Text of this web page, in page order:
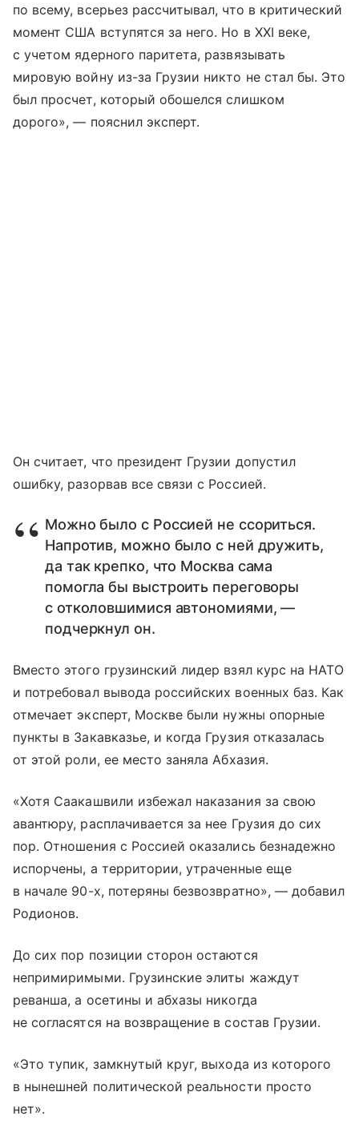
по всему, всерьез рассчитывал, что в критический
момент США вступятся за него. Но в XXI веке,
с учетом ядерного паритета, развязывать
мировую войну из-за Грузии никто не стал бы. Это
был просчет, который обошелся слишком
дорого», — пояснил эксперт.
Он считает, что президент Грузии допустил
ошибку, разорвав все связи с Россией.
Можно было с Россией не ссориться.
Напротив, можно было с ней дружить,
да так крепко, что Москва сама
помогла бы выстроить переговоры
с отколовшимися автономиями, —
подчеркнул он.
Вместо этого грузинский лидер взял курс на НАТО
и потребовал вывода российских военных баз. Как
отмечает эксперт, Москве были нужны опорные
пункты в Закавказье, и когда Грузия отказалась
от этой роли, ее место заняла Абхазия.
«Хотя Саакашвили избежал наказания за свою
авантюру, расплачивается за нее Грузия до сих
пор. Отношения с Россией оказались безнадежно
испорчены, а территории, утраченные еще
в начале 90-х, потеряны безвозвратно», — добавил
Родионов.
До сих пор позиции сторон остаются
непримиримыми. Грузинские элиты жаждут
реванша, а осетины и абхазы никогда
не согласятся на возвращение в состав Грузии.
«Это тупик, замкнутый круг, выхода из которого
в нынешней политической реальности просто
нет».